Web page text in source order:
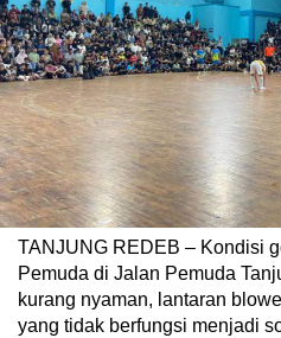
TANJUNG REDEB – Kondisi
Pemuda di Jalan Pemuda
kurang nyaman, lantaran
yang tidak berfungsi menjadi